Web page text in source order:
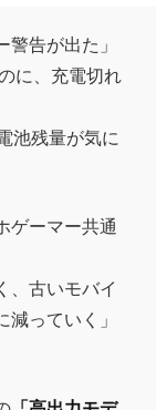
警告が出た」
に、充電切れ
池残量が気に
ゲーマー共通
、古いモバイ
っていく」